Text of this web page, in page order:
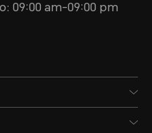
09:00 am-09:00 pm